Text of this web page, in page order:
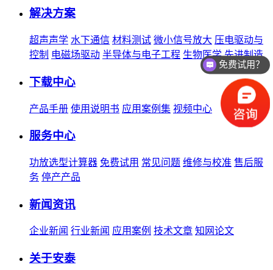
解决方案
超声声学 水下通信 材料测试 微小信号放大 压电驱动与
控制 电磁场驱动 半导体与电子工程 生物医学 先进制造
下载中心
产品手册 使用说明书 应用案例集 视频中心
服务中心
功放选型计算器 免费试用 常见问题 维修与校准 售后服
务 停产产品
新闻资讯
企业新闻 行业新闻 应用案例 技术文章 知网论文
关于安泰
免费试用？